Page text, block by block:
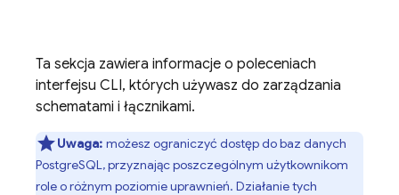
Ta sekcja zawiera informacje o poleceniach
interfejsu CLI, których używasz do zarządzania
schematami i łącznikami.
Uwaga: możesz ograniczyć dostęp do baz danych
PostgreSQL, przyznając poszczególnym użytkownikom
role o różnym poziomie uprawnień. Działanie tych